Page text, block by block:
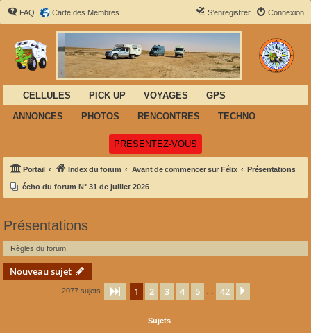
FAQ Carte des Membres Connexion
S’enregistrer
CELLULES PICK UP VOYAGES
GPS
ANNONCES
PHOTOS RENCONTRES TECHNO
PRESENTEZ-VOUS
Portail Index du forum Avant de commencer sur Félix Présentations
écho du forum N° 31 de juillet 2026
Présentations
Règles du forum
Nouveau sujet
2077 sujets Page 1sur42
1 2 3 4 5 42
Sujets